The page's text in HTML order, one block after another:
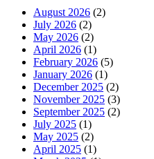
August 2026 (2)
July 2026 (2)
May 2026 (2)
April 2026 (1)
February 2026 (5)
January 2026 (1)
December 2025 (2)
November 2025 (3)
September 2025 (2)
July 2025 (1)
May 2025 (2)
April 2025 (1)